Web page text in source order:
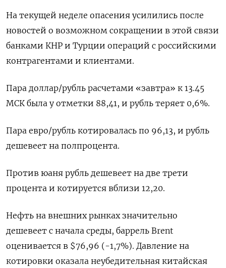
На текущей неделе опасения усилились после
новостей о возможном сокращении в этой связи
банками КНР и Турции операций с российскими
контрагентами и клиентами.
Пара доллар/рубль расчетами «завтра» к 13.45
МСК была у отметки 88,41, и рубль теряет 0,6%.
Пара евро/рубль котировалась по 96,13, и рубль
дешевеет на полпроцента.
Против юаня рубль дешевеет на две трети
процента и котируется вблизи 12,20.
Нефть на внешних рынках значительно
дешевеет с начала среды, баррель Brent
оценивается в $76,96 (-1,7%). Давление на
котировки оказала неубедительная китайская